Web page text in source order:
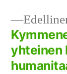
selaus
yhteinen